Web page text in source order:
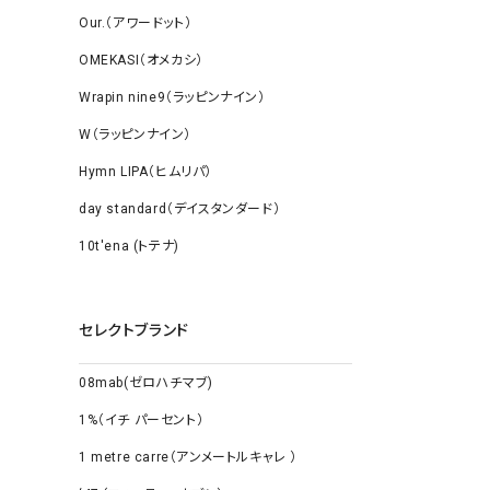
Our.（アワードット）
OMEKASI（オメカシ）
Wrapin nine9（ラッピンナイン）
W（ラッピンナイン）
Hymn LIPA（ヒムリパ）
day standard（デイスタンダード）
10t'ena (トテナ)
セレクトブランド
08mab(ゼロハチマブ)
1%（イチ パーセント）
1 metre carre（アンメートルキャレ ）